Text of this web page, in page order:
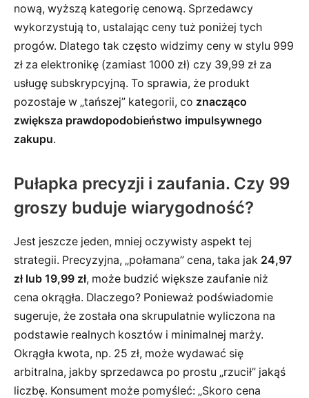
nową, wyższą kategorię cenową. Sprzedawcy
wykorzystują to, ustalając ceny tuż poniżej tych
progów. Dlatego tak często widzimy ceny w stylu 999
zł za elektronikę (zamiast 1000 zł) czy 39,99 zł za
usługę subskrypcyjną. To sprawia, że produkt
pozostaje w „tańszej” kategorii, co znacząco
zwiększa prawdopodobieństwo impulsywnego
zakupu.
Pułapka precyzji i zaufania. Czy 99
groszy buduje wiarygodność?
Jest jeszcze jeden, mniej oczywisty aspekt tej
strategii. Precyzyjna, „połamana” cena, taka jak 24,97
zł lub 19,99 zł, może budzić większe zaufanie niż
cena okrągła. Dlaczego? Ponieważ podświadomie
sugeruje, że została ona skrupulatnie wyliczona na
podstawie realnych kosztów i minimalnej marży.
Okrągła kwota, np. 25 zł, może wydawać się
arbitralna, jakby sprzedawca po prostu „rzucił” jakąś
liczbę. Konsument może pomyśleć: „Skoro cena